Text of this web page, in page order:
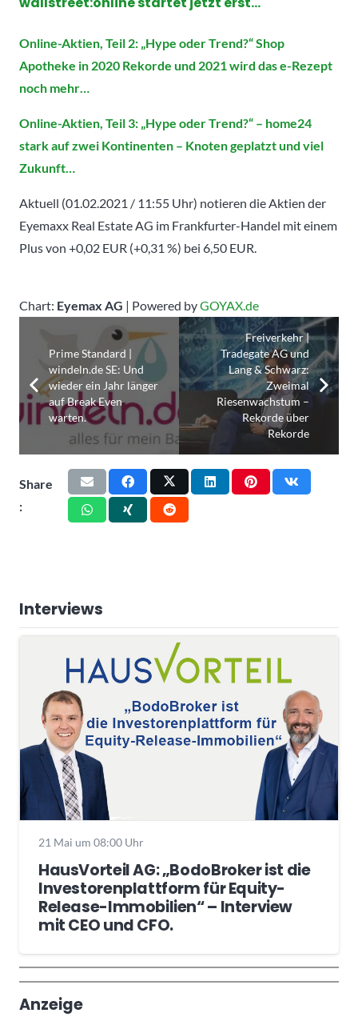
Online-Aktien, Teil 2: „Hype oder Trend?“ Shop
Apotheke in 2020 Rekorde und 2021 wird das e-Rezept
noch mehr…
Online-Aktien, Teil 3: „Hype oder Trend?“ – home24
stark auf zwei Kontinenten – Knoten geplatzt und viel
Zukunft…
Aktuell (01.02.2021 / 11:55 Uhr) notieren die Aktien der
Eyemaxx Real Estate AG im Frankfurter-Handel mit einem
Plus von +0,02 EUR (+0,31 %) bei 6,50 EUR.
Chart: Eyemax AG | Powered byGOYAX.de
Prime Standard |
windeln.de SE: Und
wieder ein Jahr länger
auf Break Even
warten.
Freiverkehr |
Tradegate AG und
Lang & Schwarz:
Zweimal
Riesenwachstum –
Rekorde über
Rekorde
Share
:
Interviews
21 Mai um 08:00 Uhr
HausVorteil AG: „BodoBroker ist die
Investorenplattform für Equity-
Release-Immobilien“ – Interview
mit CEO und CFO.
Wochenrückblick
Trendthemen
Anzeige